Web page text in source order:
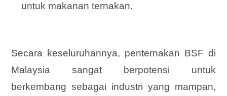
untuk makanan ternakan.
Secara keseluruhannya, penternakan BSF di
Malaysia sangat berpotensi untuk
berkembang sebagai industri yang mampan,